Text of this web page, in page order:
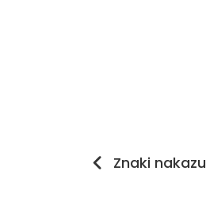
Znaki nakazu